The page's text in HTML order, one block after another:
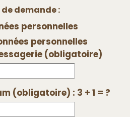
demande :
personnelles
personnelles
(obligatoire)
(obligatoire) : 3 + 1 = ?